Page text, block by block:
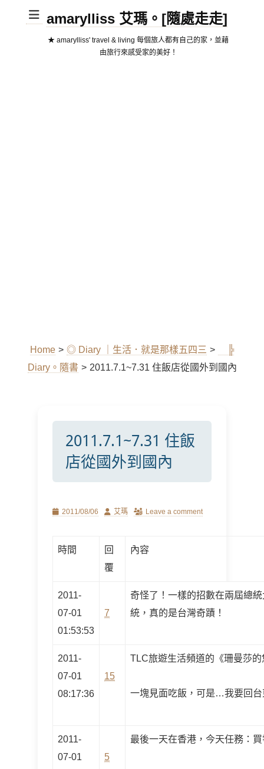
amarylliss 艾瑪。[隨處走走]
★ amarylliss' travel & living 每個旅人都有自己的家，並藉
由旅行來感受家的美好！
Home > ◎ Diary ｜生活．就是那樣五四三 >
╠
Diary。隨書 > 2011.7.1~7.31 住飯店從國外到國內
2011.7.1~7.31 住飯
店從國外到國內
Posted2011/08/06 Author
艾瑪 Leave a comment
時間
回
覆
內容
2011-
07-01
01:53:53
7
奇怪了！一樣的招數在兩屆總
統，真的是台灣奇蹟！
2011-
07-01
08:17:36
15
TLC旅遊生活頻道的《珊曼莎
一塊見面吃飯，可是…我要回
2011-
07-01
5
最後一天在香港，今天任務：